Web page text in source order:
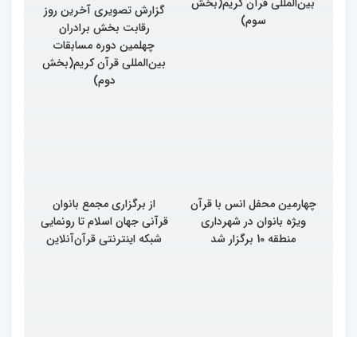
گزارش تصویری آخرین روز
رقابت بخش برادران
گزارش تصویری آخرین روز
رقابت بخش برادران
چهلمین دوره مسابقات
بین‌المللی قرآن کریم(بخش
دوم)
چهارمین محفل انس با قرآن
ویژه بانوان در شهرداری
منطقه 10 برگزار شد
از برگزاری مجمع بانوان
قرآنی جهان اسلام تا رونمایی
شبکه اینترنتی قرآن‌آنلاین